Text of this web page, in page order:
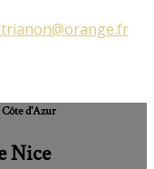
Côte d'Azur
Nice